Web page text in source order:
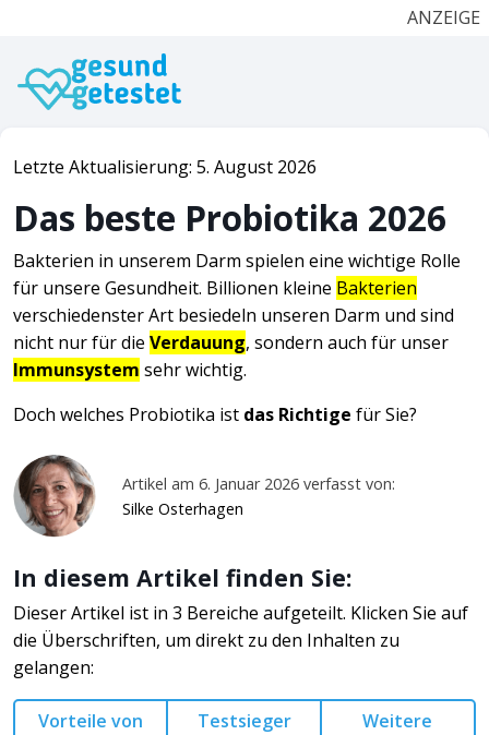
ANZEIGE
Letzte Aktualisierung: 5. August 2026
Das beste Probiotika 2026
Bakterien in unserem Darm spielen eine wichtige Rolle
für unsere Gesundheit. Billionen kleine Bakterien
verschiedenster Art besiedeln unseren Darm und sind
nicht nur für die Verdauung, sondern auch für unser
Immunsystem sehr wichtig.
Doch welches Probiotika ist das Richtige für Sie?
Artikel am 6. Januar 2026 verfasst von:
Silke Osterhagen
In diesem Artikel finden Sie:
Dieser Artikel ist in 3 Bereiche aufgeteilt. Klicken Sie auf
die Überschriften, um direkt zu den Inhalten zu
gelangen:
Vorteile von
Testsieger
Weitere